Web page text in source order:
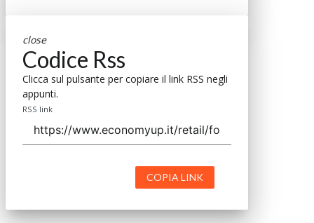
close
Codice Rss
Clicca sul pulsante per copiare il link RSS negli
appunti.
RSS link
COPIA LINK